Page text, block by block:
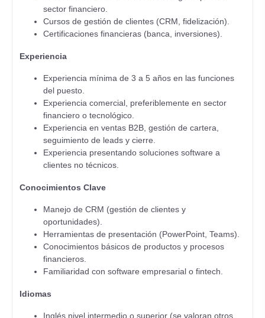
sector financiero.
Cursos de gestión de clientes (CRM, fidelización).
Certificaciones financieras (banca, inversiones).
Experiencia
Experiencia mínima de 3 a 5 años en las funciones
del puesto.
Experiencia comercial, preferiblemente en sector
financiero o tecnológico.
Experiencia en ventas B2B, gestión de cartera,
seguimiento de leads y cierre.
Experiencia presentando soluciones software a
clientes no técnicos.
Conocimientos Clave
Manejo de CRM (gestión de clientes y
oportunidades).
Herramientas de presentación (PowerPoint, Teams).
Conocimientos básicos de productos y procesos
financieros.
Familiaridad con software empresarial o fintech.
Idiomas
Inglés nivel intermedio o superior (se valoran otros